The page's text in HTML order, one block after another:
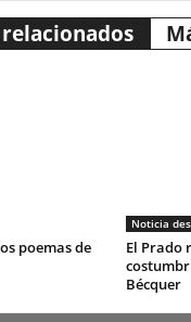
poemas de
Noticia
El Prado
Bécquer